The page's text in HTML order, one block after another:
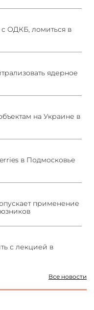
Все новости
ОДКБ, ломиться в
ядерное
на Украине в
в Подмосковье
применение
с лекцией в
визита главы